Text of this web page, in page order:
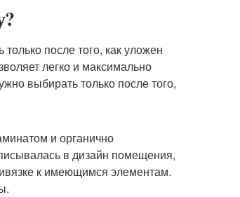
после того, как уложен
легко и максимально
выбирать только после того,
и органично
в дизайн помещения,
к имеющимся элементам.